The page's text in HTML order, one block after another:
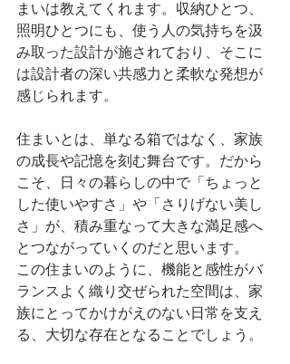
まいは教えてくれます。収納ひとつ、
照明ひとつにも、使う人の気持ちを汲
み取った設計が施されており、そこに
は設計者の深い共感力と柔軟な発想が
感じられます。
住まいとは、単なる箱ではなく、家族
の成長や記憶を刻む舞台です。だから
こそ、日々の暮らしの中で「ちょっと
した使いやすさ」や「さりげない美し
さ」が、積み重なって大きな満足感へ
とつながっていくのだと思います。
この住まいのように、機能と感性がバ
ランスよく織り交ぜられた空間は、家
族にとってかけがえのない日常を支え
る、大切な存在となることでしょう。